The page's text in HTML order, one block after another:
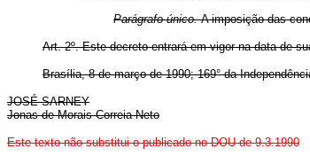
Parágrafo único.A imposição das
Art. 2º.Este decreto entrará em vigor na data de
Brasília, 8 de março de 1990; 169° da
JOSÉ SARNEY
Jonas de Morais Correia Neto
Este texto não substitui o publicado no DOU de 9.3.1990